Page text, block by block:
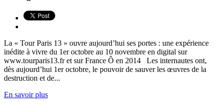
La « Tour Paris 13 » ouvre aujourd’hui ses portes : une expérience
inédite à vivre du 1er octobre au 10 novembre en digital sur
www.tourparis13.fr et sur France Ô en 2014 Les internautes ont,
dès aujourd’hui 1er octobre, le pouvoir de sauver les œuvres de la
destruction et de...
En savoir plus